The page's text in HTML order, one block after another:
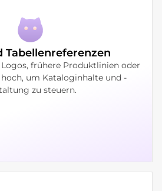
Tabellenreferenzen
frühere Produktlinien oder
um Kataloginhalte und -
zu steuern.